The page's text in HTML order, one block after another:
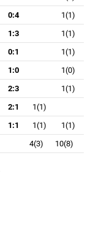
0:4
1(1)
1:3
1(1)
0:1
1(1)
1:0
1(0)
2:3
1(1)
2:1
1(1)
1:1 1(1)
1(1)
4(3) 10(8)